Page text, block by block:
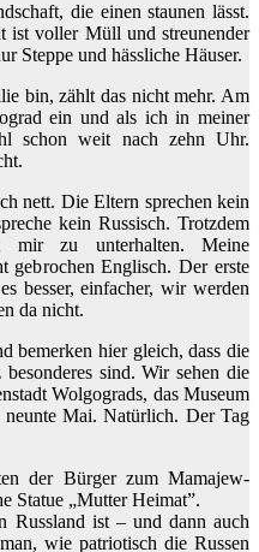
die einen staunen lässt.
ist voller Müll und streunender
Steppe und hässliche Häuser.
bin, zählt das nicht mehr. Am
ein und als ich in meiner
schon weit nach zehn Uhr.
nett. Die Eltern sprechen kein
kein Russisch. Trotzdem
mir zu unterhalten. Meine
gebrochen Englisch. Der erste
besser, einfacher, wir werden
da nicht.
bemerken hier gleich, dass die
sind. Wir sehen die
Wolgograds, das Museum
Mai. Natürlich. Der Tag
der Bürger zum Mamajew-
Statue „Mutter Heimat”.
Russland ist – und dann auch
wie patriotisch die Russen